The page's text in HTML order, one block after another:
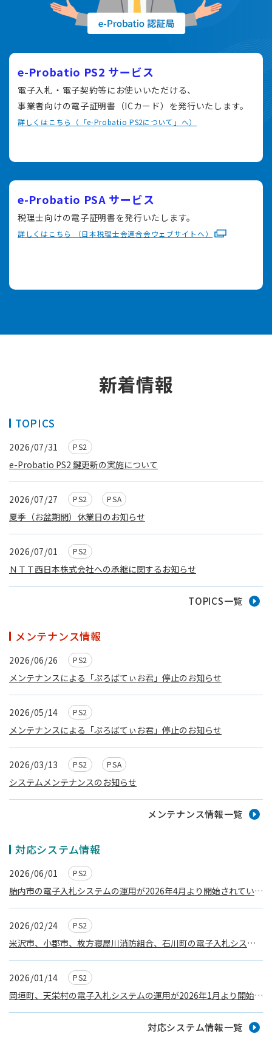
e-Probatio PS2 サービス
電子入札・電子契約等にお使いいただける、
事業者向けの電子証明書（ICカード）を発行いたします。
詳しくはこちら（「e-Probatio PS2について」へ）
e-Probatio PSA サービス
税理士向けの電子証明書を発行いたします。
詳しくはこちら （日本税理士会連合会ウェブサイトへ）
新着情報
TOPICS
2026/07/31 PS2
e-Probatio PS2 鍵更新の実施について
2026/07/27 PS2 PSA
夏季（お盆期間）休業日のお知らせ
2026/07/01 PS2
ＮＴＴ西日本株式会社への承継に関するお知らせ
TOPICS一覧
メンテナンス情報
2026/06/26 PS2
メンテナンスによる「ぷろばてぃお君」停止のお知らせ
2026/05/14 PS2
メンテナンスによる「ぷろばてぃお君」停止のお知らせ
2026/03/13 PS2 PSA
システムメンテナンスのお知らせ
メンテナンス情報一覧
対応システム情報
2026/06/01 PS2
胎内市の電子入札システムの運用が2026年4月より開始されていま
す
2026/02/24
PS2
米沢市、小郡市、枚方寝屋川消防組合、石川町の電子入札システ
ムの運用が2026年２月より開始されています
2026/01/14
PS2
岡垣町、天栄村の電子入札システムの運用が2026年1月より開始さ
れています
対応システム情報一覧